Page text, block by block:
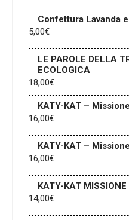
Confettura Lavanda
5,00€
LE PAROLE DELLA
ECOLOGICA
18,00€
KATY-KAT –
16,00€
KATY-KAT –
16,00€
KATY-KAT
14,00€